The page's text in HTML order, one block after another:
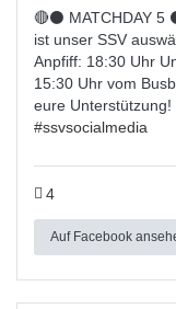
🔴⚫️ MATCHDAY 5
ist unser SSV
Anpfiff: 18:30 Uhr
15:30 Uhr vom
eure
#ssvsocialmedia
4
Auf Facebook